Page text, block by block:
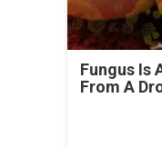
Fungus Is
From A